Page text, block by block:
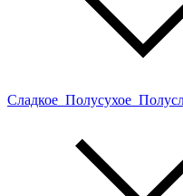
Сладкое Полусухое